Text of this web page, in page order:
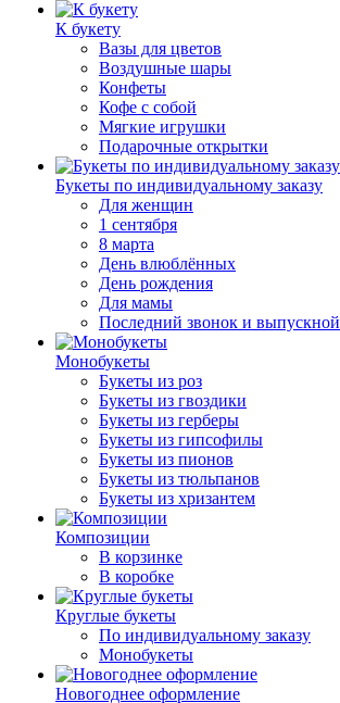
К букету
Вазы для цветов
Воздушные шары
Конфеты
Кофе с собой
Мягкие игрушки
Подарочные открытки
Букеты по индивидуальному заказу
Для женщин
1 сентября
8 марта
День влюблённых
День рождения
Для мамы
Последний звонок и выпускной
Монобукеты
Букеты из роз
Букеты из гвоздики
Букеты из герберы
Букеты из гипсофилы
Букеты из пионов
Букеты из тюльпанов
Букеты из хризантем
Композиции
В корзинке
В коробке
Круглые букеты
По индивидуальному заказу
Монобукеты
Новогоднее оформление